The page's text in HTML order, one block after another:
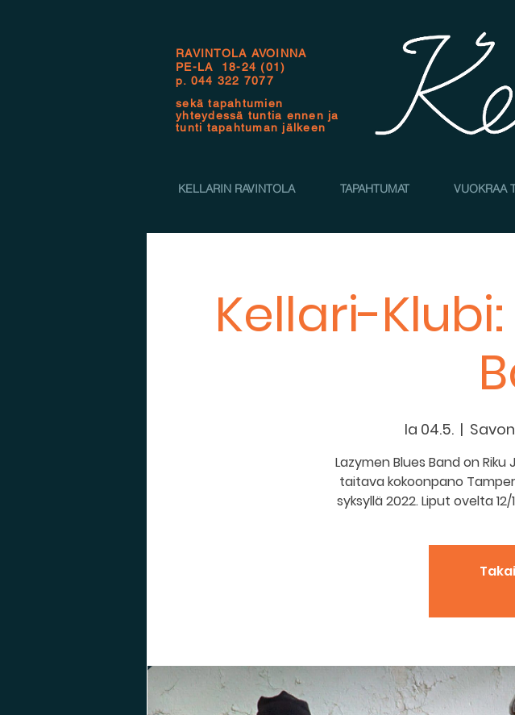
RAVINTOLA AVOINNA
PE-LA 18-24 (01)
p. 044 322 7077
sekä tapahtumien
yhteydessä tuntia ennen ja
tunti tapahtuman jälkeen
KELLARIN RAVINTOLA TAPAHTUMAT VUOKRAA
Kellari-
la 04.5.
  |
Lazymen Blues Band on
taitava kokoonpano
syksyllä 2022. Liput ovelta